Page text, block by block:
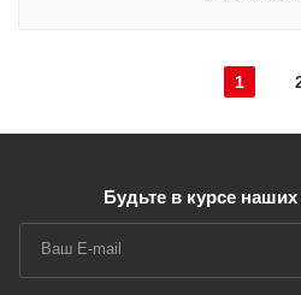
1
Будьте в курсе